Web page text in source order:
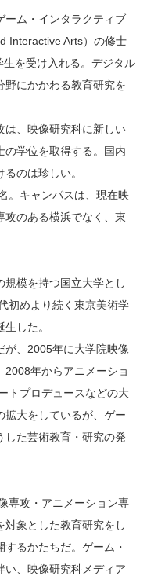
ム・インタラクティブ
Interactive Arts）の修士
を受け入れる。デジタル
野にかかわる教育研究を
、映像研究科に新しい
の学位を取得する。国内
のは珍しい。
。キャンパスは、現在映
攻のある横浜でなく、東
模を持つ国立大学とし
初めより続く東京美術学
した。
、2005年に大学院映像
年からアニメーショ
トプロデュースなどの大
拡大をしているが、ゲー
した芸術教育・研究の発
専攻・アニメーション専
象とした教育研究をし
るかたちだ。ゲーム・
い、映像研究科メディア